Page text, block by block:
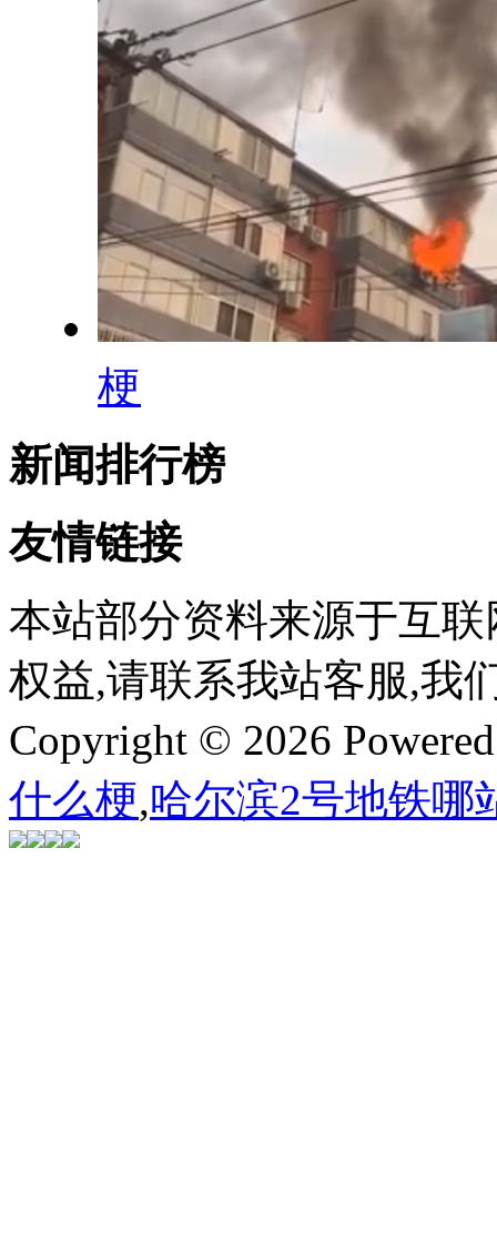
梗
新闻排行榜
友情链接
本站部分资料来源于互
权益,请联系我站客服,我
Copyright © 2026
什么梗,哈尔滨2号地铁哪